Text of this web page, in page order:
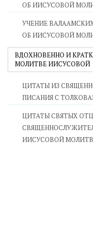
ОБ ИИСУСОВОЙ
УЧЕНИЕ
ОБ ИИСУСОВОЙ
ВДОХНОВЕННО И
МОЛИТВЕ ИИСУСОВОЙ
ЦИТАТЫ ИЗ
ПИСАНИЯ С
ЦИТАТЫ СВЯТЫХ
ИИСУСОВОЙ